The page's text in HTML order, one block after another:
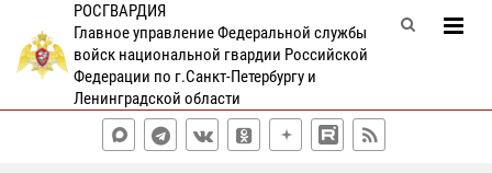
РОСГВАРДИЯ
Главное управление Федеральной службы
войск национальной гвардии Российской
Федерации по г.Санкт-Петербургу и
Ленинградской области